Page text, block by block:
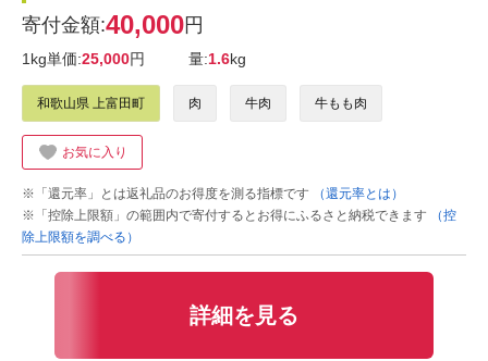
寄付金額:40,000円
1kg単価:25,000円 量:1.6kg
和歌山県 上富田町 肉 牛肉 牛もも肉
お気に入り
※「還元率」とは返礼品のお得度を測る指標です
（還元率とは）
※「控除上限額」の範囲内で寄付するとお得にふるさと納税できます
（控
除上限額を調べる）
詳細を見る